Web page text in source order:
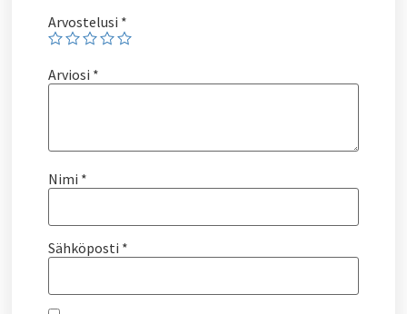
Arvostelusi *
Arviosi *
Nimi *
Sähköposti *